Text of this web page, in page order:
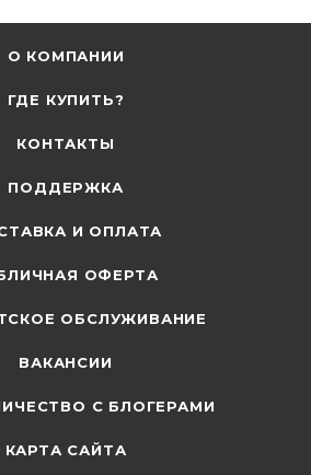
О КОМПАНИИ
ГДЕ КУПИТЬ?
КОНТАКТЫ
ПОДДЕРЖКА
И ОПЛАТА
ОФЕРТА
ОБСЛУЖИВАНИЕ
ВАКАНСИИ
С БЛОГЕРАМИ
КАРТА САЙТА